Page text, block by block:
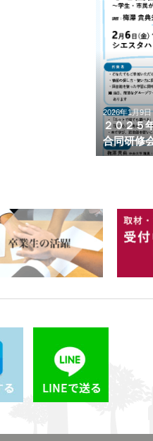
2026年1月9日
２０２５
合同研修